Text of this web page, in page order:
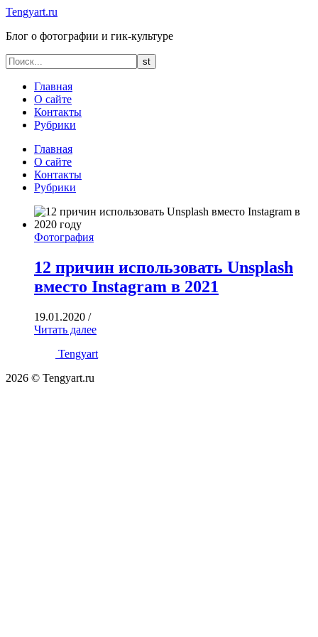
Tengyart.ru
Блог о фотографии и гик-культуре
Главная
О сайте
Контакты
Рубрики
Главная
О сайте
Контакты
Рубрики
Фотография
12 причин использовать Unsplash
вместо Instagram в 2021
19.01.2020 /
Читать далее
Tengyart
2026 © Tengyart.ru